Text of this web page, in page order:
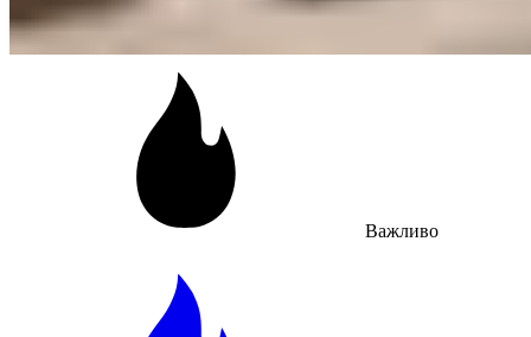
Важливо